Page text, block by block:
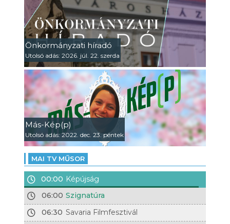
Önkormányzati híradó
Utolsó adás: 2026. júl. 22. szerda
Más-Kép(p)
Utolsó adás: 2022. dec. 23. péntek
MAI TV MŰSOR
00:00 Képújság
06:00 Szignatúra
06:30 Savaria Filmfesztivál